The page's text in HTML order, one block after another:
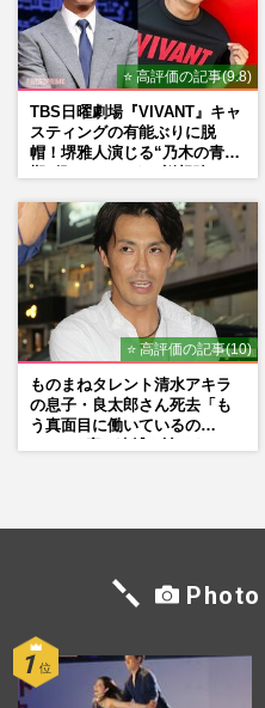
⭐ 高評価の記事(9.8)
TBS日曜劇場『VIVANT』キャ
スティングの有能ぶりに脱
帽！堺雅人演じる“乃木の青年
マン長男・櫻井海音だった
⭐ 高評価の記事(10)
ものまねタレント清水アキラ
の息子・良太郎さん死去「も
う真面目に働いているの
Photo